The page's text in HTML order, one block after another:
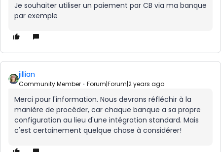
Je souhaiter utiliser un paiement par CB via ma banque
par exemple
jillian
Community Member Forum|Forum|2 years ago
Merci pour l'information. Nous devrons réfléchir à la
manière de procéder, car chaque banque a sa propre
configuration au lieu d'une intégration standard. Mais
c'est certainement quelque chose à considérer!